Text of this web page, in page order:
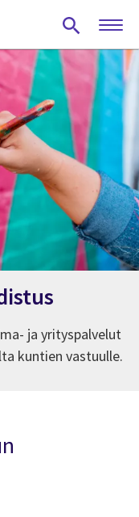
ja yrityspalvelut
kuntien vastuulle.